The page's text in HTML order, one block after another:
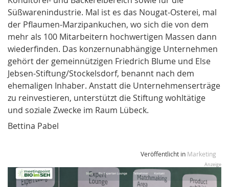
Süßwarenindustrie. Mal ist es das Nougat-Osterei, mal
der Pflaumen-Marzipankuchen, wo sich die von dem
mehr als 100 Mitarbeitern hochwertigen Massen dann
wiederfinden. Das konzernunabhängige Unternehmen
gehört der gemeinnützigen Friedrich Blume und Else
Jebsen-Stiftung/Stockelsdorf, benannt nach dem
ehemaligen Inhaber. Anstatt die Unternehmenserträge
zu re­in­vestieren, unterstützt die Stiftung wohltätige
und soziale Zwecke im Raum Lübeck.
Bettina Pabel
Veröffentlicht in Marketing
Anzeige